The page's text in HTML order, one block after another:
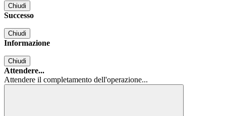
Chiudi
Successo
Chiudi
Informazione
Chiudi
Attendere...
Attendere il completamento dell'operazione...